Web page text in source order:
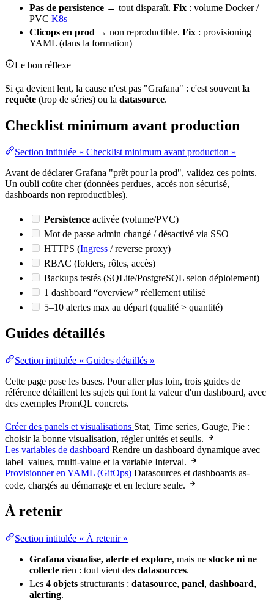
Pas de persistence → tout disparaît. Fix : volume Docker /
PVC K8s
Clicops en prod → non reproductible. Fix : provisioning
YAML (dans la formation)
Le bon réflexe
Si ça devient lent, la cause n'est pas "Grafana" : c'est souvent la
requête (trop de séries) ou la datasource.
Checklist minimum avant production
Section intitulée « Checklist minimum avant production »
Avant de déclarer Grafana "prêt pour la prod", validez ces points.
Un oubli coûte cher (données perdues, accès non sécurisé,
dashboards non reproductibles).
Persistence activée (volume/PVC)
Mot de passe admin changé / désactivé via SSO
HTTPS (Ingress /reverse proxy)
RBAC (folders, rôles, accès)
Backups testés (SQLite/PostgreSQL selon déploiement)
1 dashboard “overview” réellement utilisé
5–10 alertes max au départ (qualité > quantité)
Guides détaillés
Section intitulée « Guides détaillés »
Cette page pose les bases. Pour aller plus loin, trois guides de
référence détaillent les sujets qui font la valeur d'un dashboard, avec
des exemples PromQL concrets.
Créer des panels et visualisations Stat, Time series, Gauge, Pie :
choisir la bonne visualisation, régler unités et seuils.
Les variables de dashboard Rendre un dashboard dynamique avec
label_values, multi-value et la variable Interval.
Provisionner en YAML (GitOps) Datasources et dashboards as-
code, chargés au démarrage et en lecture seule.
À retenir
Section intitulée « À retenir »
Grafana visualise, alerte et explore, mais ne stocke ni ne
collecte rien : tout vient des datasources.
Les 4 objets structurants : datasource, panel, dashboard,
alerting.